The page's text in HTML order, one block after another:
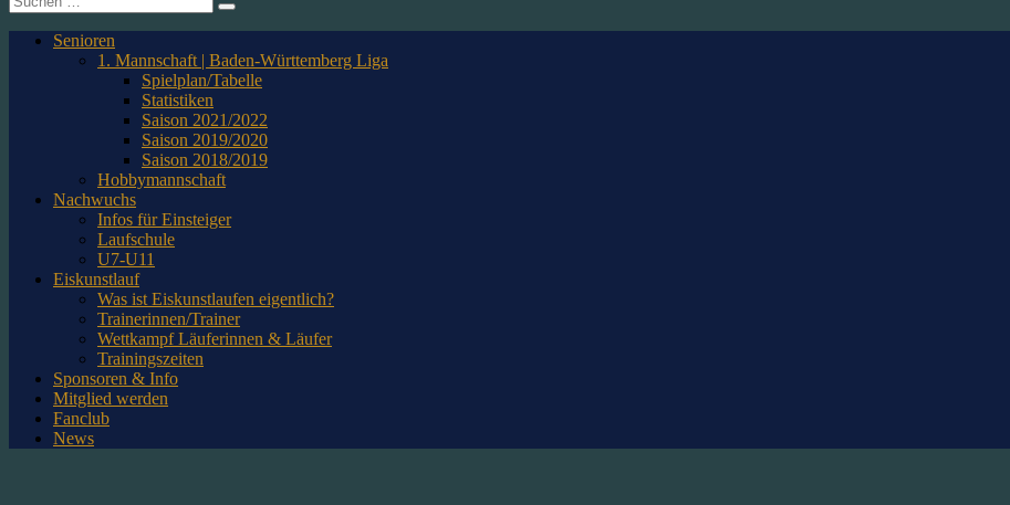
nach:
Senioren
1. Mannschaft | Baden-Württemberg Liga
Spielplan/Tabelle
Statistiken
Saison 2021/2022
Saison 2019/2020
Saison 2018/2019
Hobbymannschaft
Nachwuchs
Infos für Einsteiger
Laufschule
U7-U11
Eiskunstlauf
Was ist Eiskunstlaufen eigentlich?
Trainerinnen/Trainer
Wettkampf Läuferinnen & Läufer
Trainingszeiten
Sponsoren & Info
Mitglied werden
Fanclub
News